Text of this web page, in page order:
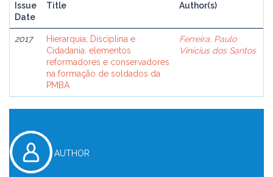
Issue
Date
Title Author(s)
2017
Hierarquia, Disciplina e
Cidadania: elementos
reformadores e conservadores
na formação de soldados da
PMBA
Ferreira, Paulo
Vinícius dos Santos
AUTHOR